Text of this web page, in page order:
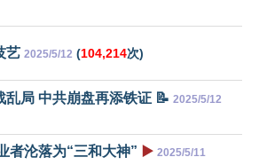
艺 2025/5/12 (104,214次)
乱局 中共崩盘再添铁证 📝 2025/5/12
者沦落为“三和大神” ▶️ 2025/5/11